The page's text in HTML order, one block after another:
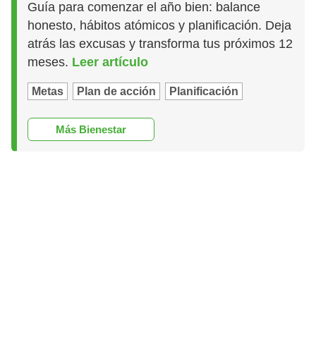
Guía para comenzar el año bien: balance
honesto, hábitos atómicos y planificación. Deja
atrás las excusas y transforma tus próximos 12
meses. Leer artículo
Metas Plan de acción Planificación
Más Bienestar